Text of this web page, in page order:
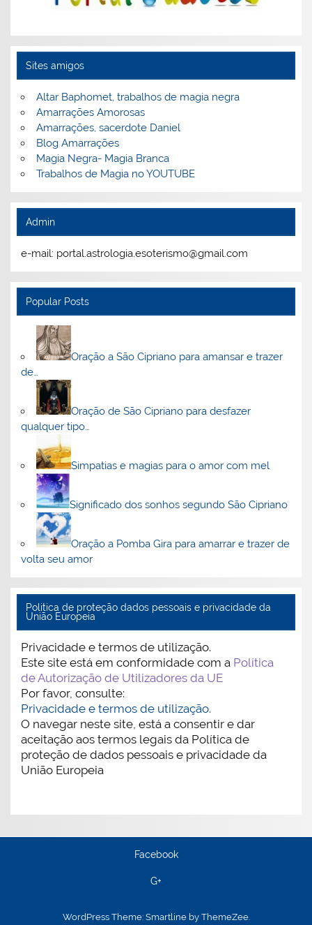
Sites amigos
Altar Baphomet, trabalhos de magia negra
Amarrações Amorosas
Amarrações, sacerdote Daniel
Blog Amarrações
Magia Negra- Magia Branca
Trabalhos de Magia no YOUTUBE
Admin
e-mail: portal.astrologia.esoterismo@gmail.com
Popular Posts
Oração a São Cipriano para amansar e trazer
de…
Oração de São Cipriano para desfazer
qualquer tipo…
Simpatias e magias para o amor com mel
Significado dos sonhos segundo São Cipriano
Oração a Pomba Gira para amarrar e trazer de
volta seu amor
Politica de proteção dados pessoais e privacidade da
União Europeia
Privacidade e termos de utilização.
Este site está em conformidade com a Política
de Autorização de Utilizadores da UE
Por favor, consulte:
Privacidade e termos de utilização.
O navegar neste site, está a consentir e dar
aceitação aos termos legais da Política de
proteção de dados pessoais e privacidade da
União Europeia
Facebook
G+
WordPress Theme: Smartline by ThemeZee.